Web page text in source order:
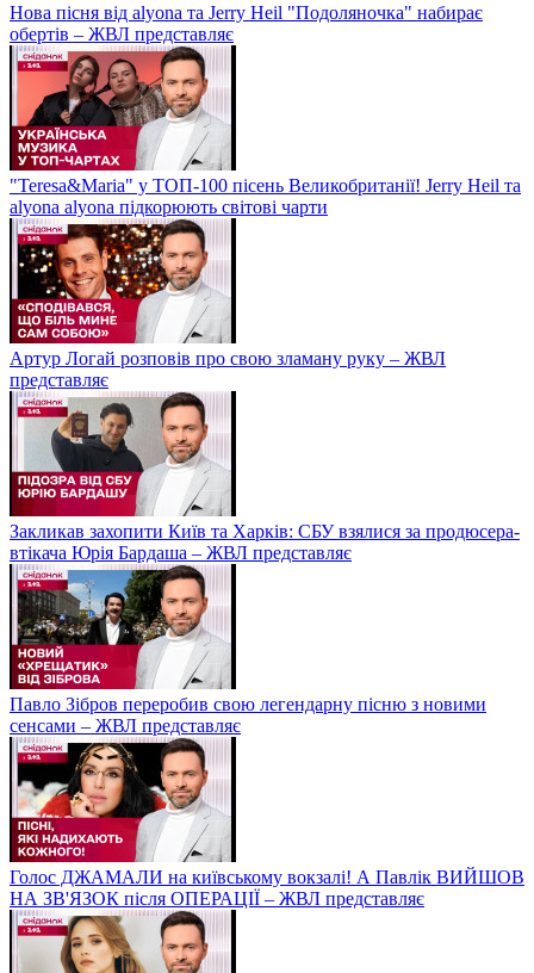
Нова пісня від alyona та Jerry Heil "Подоляночка" набирає
обертів – ЖВЛ представляє
"Teresa&Maria" у ТОП-100 пісень Великобританії! Jerry Heil та
alyona alyona підкорюють світові чарти
Артур Логай розповів про свою зламану руку – ЖВЛ
представляє
Закликав захопити Київ та Харків: СБУ взялися за продюсера-
втікача Юрія Бардаша – ЖВЛ представляє
Павло Зібров переробив свою легендарну пісню з новими
сенсами – ЖВЛ представляє
Голос ДЖАМАЛИ на київському вокзалі! А Павлік ВИЙШОВ
НА ЗВ'ЯЗОК після ОПЕРАЦІЇ – ЖВЛ представляє